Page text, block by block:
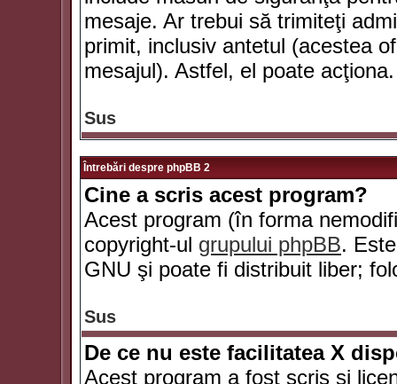
mesaje. Ar trebui să trimiteţi
primit, inclusiv antetul (acestea
mesajul). Astfel, el poate acţiona.
Sus
Întrebări despre phpBB 2
Cine a scris acest program?
Acest program (în forma
copyright-ul grupului phpBB.
GNU şi poate fi distribuit liber;
Sus
De ce nu este facilitatea X
Acest program a fost scris şi